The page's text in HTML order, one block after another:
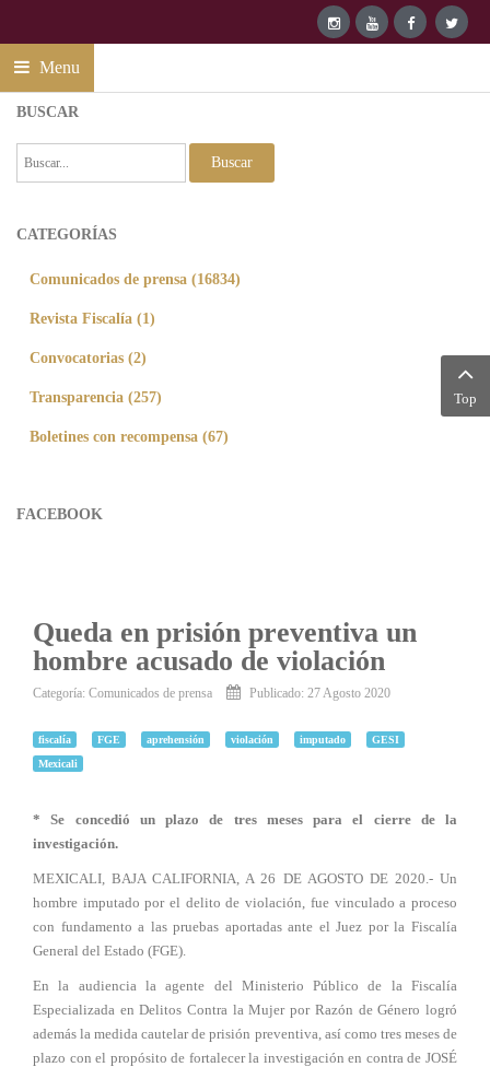
Menu
BUSCAR
Buscar
CATEGORÍAS
Comunicados de prensa (16834)
Revista Fiscalía (1)
Convocatorias (2)
Transparencia (257)
Boletines con recompensa (67)
FACEBOOK
Queda en prisión preventiva un
hombre acusado de violación
Categoría: Comunicados de prensa Publicado: 27 Agosto 2020
fiscalía FGE aprehensión violación imputado
GESI
Mexicali
* Se concedió un plazo de tres meses para el cierre de la
investigación.
MEXICALI, BAJA CALIFORNIA, A 26 DE AGOSTO DE 2020.- Un
hombre imputado por el delito de violación, fue vinculado a proceso
con fundamento a las pruebas aportadas ante el Juez por la Fiscalía
General del Estado (FGE).
En la audiencia la agente del Ministerio Público de la Fiscalía
Especializada en Delitos Contra la Mujer por Razón de Género logró
además la medida cautelar de prisión preventiva, así como tres meses de
plazo con el propósito de fortalecer la investigación en contra de JOSÉ
Top